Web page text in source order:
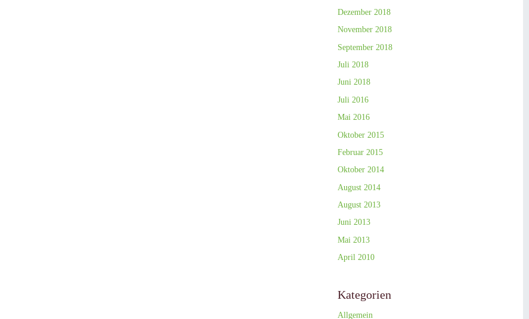
Dezember 2018
November 2018
September 2018
Juli 2018
Juni 2018
Juli 2016
Mai 2016
Oktober 2015
Februar 2015
Oktober 2014
August 2014
August 2013
Juni 2013
Mai 2013
April 2010
Kategorien
Allgemein